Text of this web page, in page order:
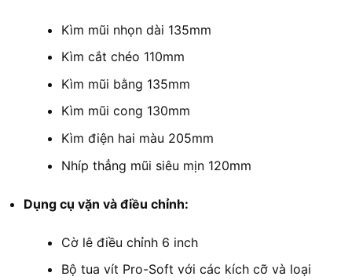
Kìm mũi nhọn dài 135mm
Kìm cắt chéo 110mm
Kìm mũi bằng 135mm
Kìm mũi cong 130mm
Kìm điện hai màu 205mm
Nhíp thẳng mũi siêu mịn 120mm
Dụng cụ vặn và điều chỉnh:
Cờ lê điều chỉnh 6 inch
Bộ tua vít Pro-Soft với các kích cỡ và loại